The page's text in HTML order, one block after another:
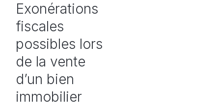
Exonérations
fiscales
possibles lors
de la vente
d’un bien
immobilier